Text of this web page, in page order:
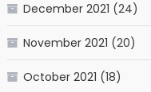
December 2021 (24)
November 2021 (20)
October 2021 (18)